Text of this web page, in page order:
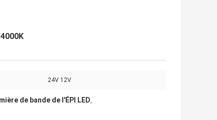
24V 12V
de bande de l'ÉPI LED,